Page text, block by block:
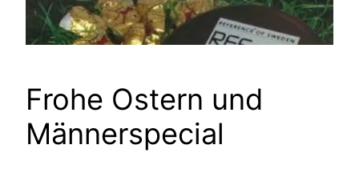
Frohe Ostern und
Männerspecial